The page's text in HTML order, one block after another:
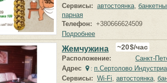
Сервисы: автостоянка,
парная
Телефон: +380666624509
Подробнее
Жемчужина $/час
20
Расположение: Санкт-
Адрес
: п.Сертолово
Сервисы: Wi-Fi, автостоянка,